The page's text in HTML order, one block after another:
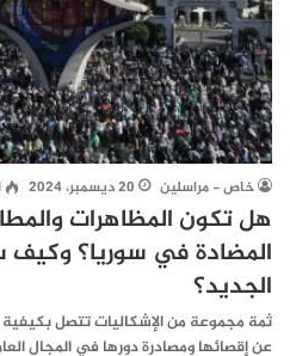
خاص - مراسلين 20 ديسمبر، 2024
هل تكون المظاهرات
المضادة في سوريا؟ وكيف
الجديد؟
ثمة مجموعة من الإشكاليات تتصل
عن إقصائها ومصادرة دورها في المجال